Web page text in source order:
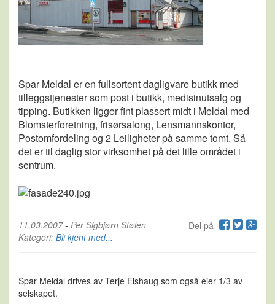
Spar Meldal er en fullsortent dagligvare butikk med
tilleggstjenester som post i butikk, medisinutsalg og
tipping. Butikken ligger fint plassert midt i Meldal med
Blomsterforetning, frisørsalong, Lensmannskontor,
Postomfordeling og 2 Leiligheter på samme tomt. Så
det er til daglig stor virksomhet på det lille området i
sentrum.
Del på
11.03.2007- Per Sigbjørn Stølen
Kategori: Bli kjent med...
Spar Meldal drives av Terje Elshaug som også eier 1/3 av
selskapet.